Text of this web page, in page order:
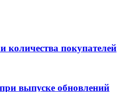
количества покупателей
выпуске обновлений